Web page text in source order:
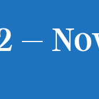
–